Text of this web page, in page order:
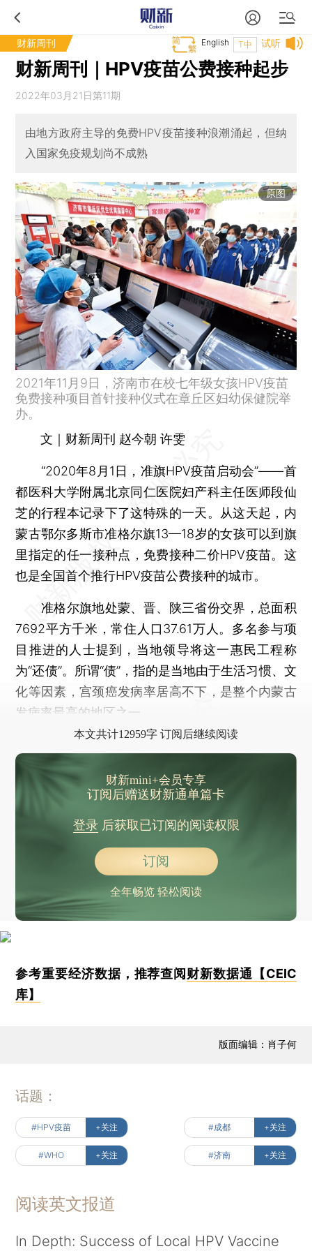
财新周刊 试听
T中
English
财新周刊｜HPV疫苗公费接种起步
2022年03月21日第11期
由地方政府主导的免费HPV疫苗接种浪潮涌起，但纳
入国家免疫规划尚不成熟
原图
2021年11月9日，济南市在校七年级女孩HPV疫苗
免费接种项目首针接种仪式在章丘区妇幼保健院举
办。
文｜财新周刊 赵今朝 许雯
“2020年8月1日，准旗HPV疫苗启动会”——首
都医科大学附属北京同仁医院妇产科主任医师段仙
芝的行程本记录下了这特殊的一天。从这天起，内
蒙古鄂尔多斯市准格尔旗13—18岁的女孩可以到旗
里指定的任一接种点，免费接种二价HPV疫苗。这
也是全国首个推行HPV疫苗公费接种的城市。
准格尔旗地处蒙、晋、陕三省份交界，总面积
7692平方千米，常住人口37.61万人。多名参与项
目推进的人士提到，当地领导将这一惠民工程称
为“还债”。所谓“债”，指的是当地由于生活习惯、文
化等因素，宫颈癌发病率居高不下，是整个内蒙古
发病率最高的地区之一。
本文共计12959字 订阅后继续阅读
财新mini+会员专享
订阅后赠送财新通单篇卡
登录后获取已订阅的阅读权限
订阅
全年畅览 轻松阅读
参考重要经济数据，推荐查阅财新数据通【CEIC
库】
版面编辑：肖子何
话题：
#HPV疫苗 +关注 #成都 +关注
#WHO +关注 #济南 +关注
阅读英文报道
In Depth: Success of Local HPV Vaccine